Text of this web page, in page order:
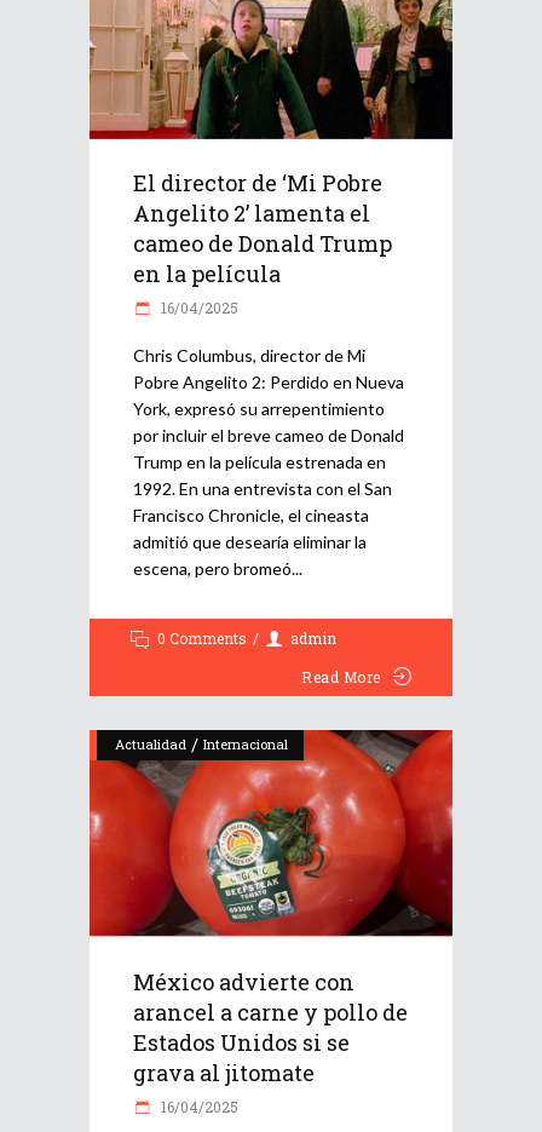
El director de ‘Mi Pobre
Angelito 2’ lamenta el
cameo de Donald Trump
en la película
16/04/2025
Chris Columbus, director de Mi
Pobre Angelito 2: Perdido en Nueva
York, expresó su arrepentimiento
por incluir el breve cameo de Donald
Trump en la película estrenada en
1992. En una entrevista con el San
Francisco Chronicle, el cineasta
admitió que desearía eliminar la
escena, pero bromeó
0 Comments
admin
Read More
Actualidad / Internacional
México advierte con
arancel a carne y pollo de
Estados Unidos si se
grava al jitomate
16/04/2025